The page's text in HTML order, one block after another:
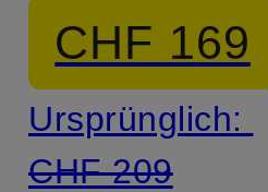
CHF 169
Ursprünglich:
CHF 209